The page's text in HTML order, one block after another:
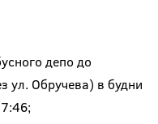
депо до
ул. Обручева) в будни